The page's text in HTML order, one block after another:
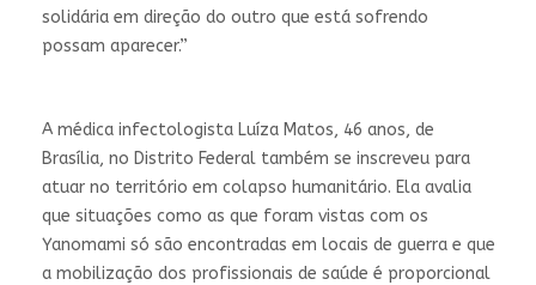
solidária em direção do outro que está sofrendo
possam aparecer.”
A médica infectologista Luíza Matos, 46 anos, de
Brasília, no Distrito Federal também se inscreveu para
atuar no território em colapso humanitário. Ela avalia
que situações como as que foram vistas com os
Yanomami só são encontradas em locais de guerra e que
a mobilização dos profissionais de saúde é proporcional